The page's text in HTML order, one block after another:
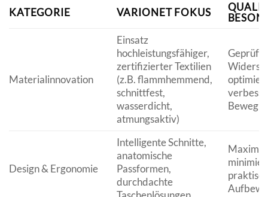
KATEGORIE VARIONET FOKUS
Materialinnovation
Einsatz
hochleistungsfähiger,
zertifizierter Textilien
(z.B. flammhemmend,
schnittfest,
wasserdicht,
atmungsaktiv)
Geprüfte
Design & Ergonomie
Intelligente Schnitte,
anatomische
Passformen,
durchdachte